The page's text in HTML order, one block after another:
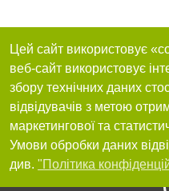
Цей сайт використовує
веб-сайт використовує
збору технічних даних
відвідувачів з метою
маркетингової та
Умови обробки даних
див. "Політика